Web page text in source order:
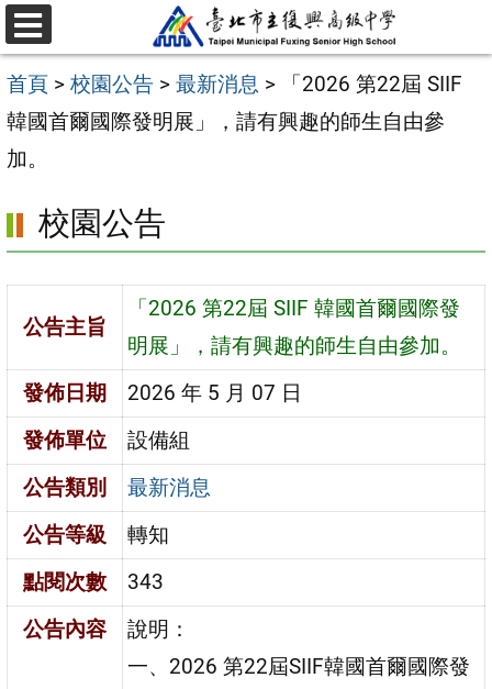
跳
至
主
要
內
區
選
單
首頁 > 校園公告 > 最新消息 >
「2026 第22屆 SIIF
韓國首爾國際發明展」，請有興趣的師生自由參
加。
校園公告
公告主旨
「2026 第22屆 SIIF 韓國首爾國際發
明展」，請有興趣的師生自由參加。
發佈日期
2026 年 5 月 07 日
發佈單位
設備組
公告類別
最新消息
公告等級
轉知
點閱次數
343
公告內容
說明：
一、2026 第22屆SIIF韓國首爾國際發